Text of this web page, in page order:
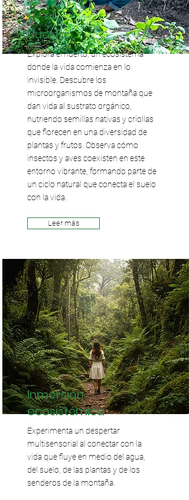
Huerta
Explora el huerto, un ecosistema
donde la vida comienza en lo
invisible. Descubre los
microorganismos de montaña que
dan vida al sustrato orgánico,
nutriendo semillas nativas y criollas
que florecen en una diversidad de
plantas y frutos. Observa cómo
insectos y aves coexisten en este
entorno vibrante, formando parte de
un ciclo natural que conecta el suelo
con la vida.
Leer más
Inmersión
ecosistémica
Experimenta un despertar
multisensorial al conectar con la
vida que fluye en medio del agua,
del suelo, de las plantas y de los
senderos de la montaña.